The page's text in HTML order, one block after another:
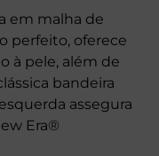
em malha de
perfeito, oferece
à pele, além de
bandeira
assegura
Era®